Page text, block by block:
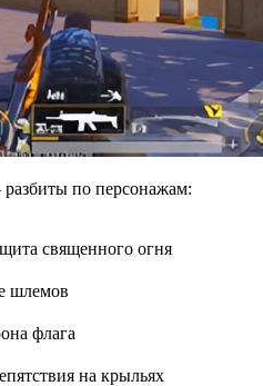
по персонажам:
священного огня
шлемов
флага
на крыльях